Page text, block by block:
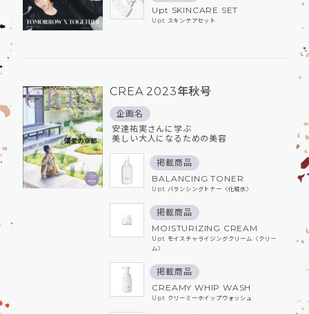
Upt SKINCARE SET
Upt スキンケアセット
CREA 2023年秋号
企画名
安達祐実さんに学ぶ
美しい大人になるための美容
掲載商品
BALANCING TONER
Upt バランシングトナー〈化粧⽔〉
掲載商品
MOISTURIZING CREAM
Upt モイスチャライジングクリーム〈クリー
ム〉
掲載商品
CREAMY WHIP WASH
Upt クリーミーホイップウォッシュ